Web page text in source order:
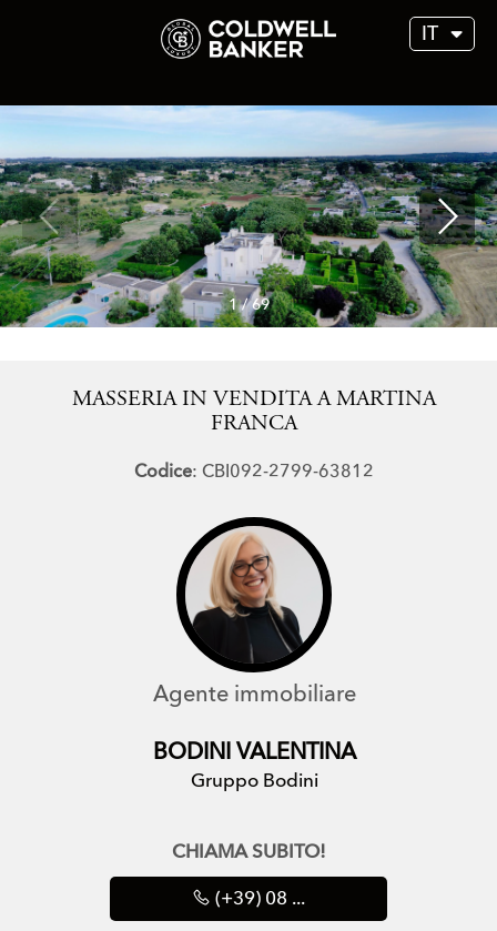
IT
1/69
MASSERIA IN VENDITA A MARTINA
FRANCA
Codice: CBI092-2799-63812
Agente immobiliare
BODINI VALENTINA
Gruppo Bodini
CHIAMA SUBITO!
(+39) 08 ...